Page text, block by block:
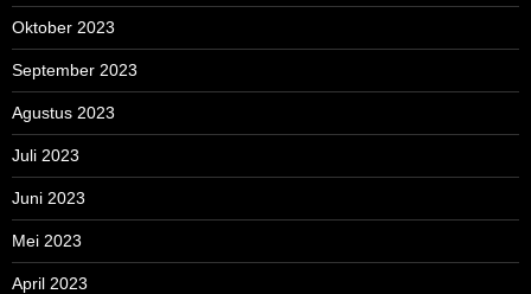
Oktober 2023
September 2023
Agustus 2023
Juli 2023
Juni 2023
Mei 2023
April 2023